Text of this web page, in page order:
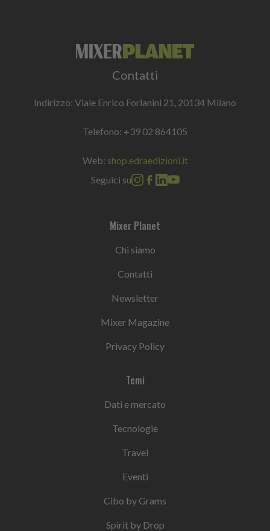
Contatti
Indirizzo: Viale Enrico Forlanini 21, 20134 Milano
Telefono: +39 02 864105
Web: shop.edraedizioni.it
Seguici su
Mixer Planet
Chi siamo
Contatti
Newsletter
Mixer Magazine
Privacy Policy
Temi
Dati e mercato
Tecnologie
Travel
Eventi
Cibo by Grams
Spirit by Drop